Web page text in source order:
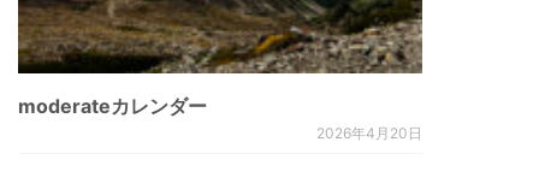
moderateカレンダー
2026年4月20日